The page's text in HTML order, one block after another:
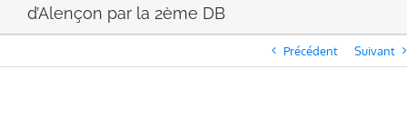
d’Alençon par la 2ème DB
Précédent Suivant